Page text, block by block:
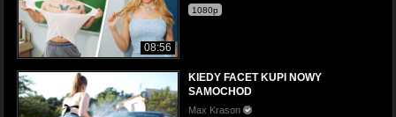
08:56
1080p
KIEDY FACET KUPI NOWY
SAMOCHOD
Max Krason